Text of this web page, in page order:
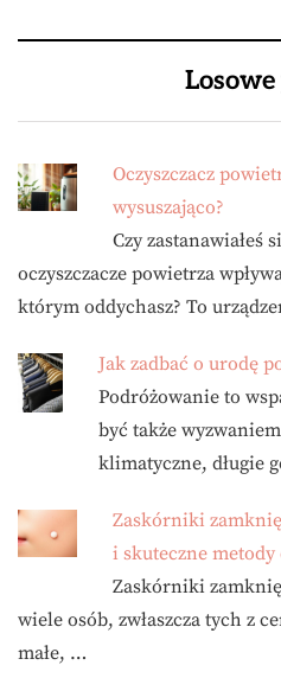
Oczyszczacz
wysuszająco?
Czy zastanawiałeś
oczyszczacze powietrza
którym oddychasz? To
Jak zadbać o urodę
Podróżowanie to
być także
klimatyczne, długie
Zaskórniki
i skuteczne metody
Zaskórniki
wiele osób, zwłaszcza tych z
małe, …